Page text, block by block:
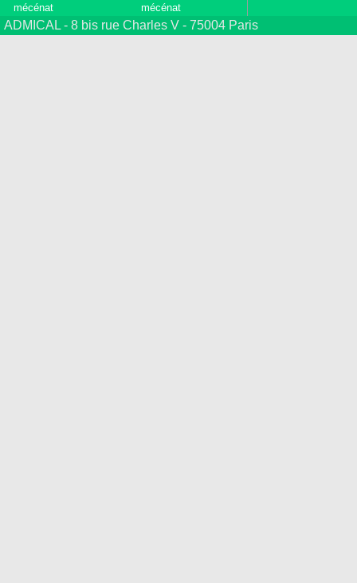
mécénat
mécénat
ADMICAL - 8 bis rue Charles V - 75004 Paris